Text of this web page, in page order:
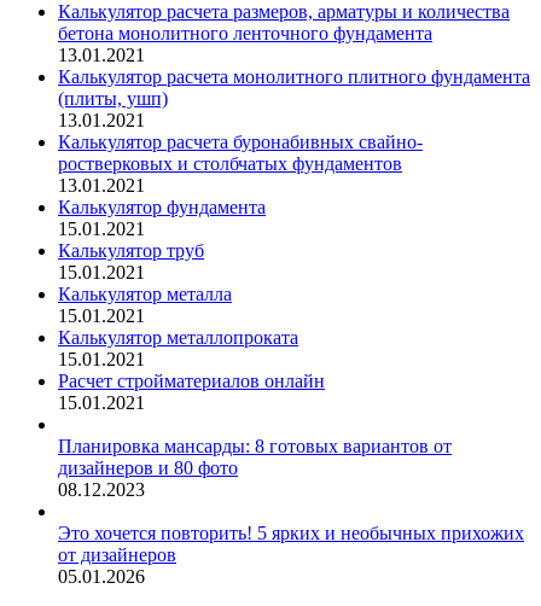
Калькулятор расчета размеров, арматуры и количества
бетона монолитного ленточного фундамента
13.01.2021
Калькулятор расчета монолитного плитного фундамента
(плиты, ушп)
13.01.2021
Калькулятор расчета буронабивных свайно-
ростверковых и столбчатых фундаментов
13.01.2021
Калькулятор фундамента
15.01.2021
Калькулятор труб
15.01.2021
Калькулятор металла
15.01.2021
Калькулятор металлопроката
15.01.2021
Расчет стройматериалов онлайн
15.01.2021
Планировка мансарды: 8 готовых вариантов от
дизайнеров и 80 фото
08.12.2023
Это хочется повторить! 5 ярких и необычных прихожих
от дизайнеров
05.01.2026